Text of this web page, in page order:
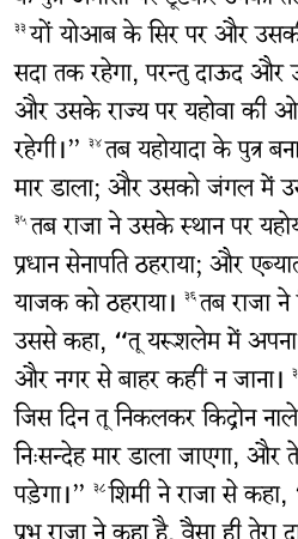
३३यों योआब के सिर पर और
सदा तक रहेगा, परन्तु दाऊद
और उसके राज्य पर यहोवा की
रहेगी।” ३४तब यहोयादा के पुत्र
मार डाला; और उसको जंगल में
३५तब राजा ने उसके स्थान पर
प्रधान सेनापति ठहराया; और
याजक को ठहराया। ३६तब राजा
उससे कहा, “तू यरूशलेम में अपना
और नगर से बाहर कहीं न जाना।
जिस दिन तू निकलकर किद्रोन
निःसन्देह मार डाला जाएगा, और
पड़ेगा।” ३८शिमी ने राजा से